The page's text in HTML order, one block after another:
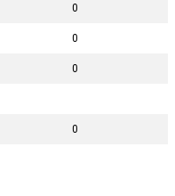
0
0
0
0